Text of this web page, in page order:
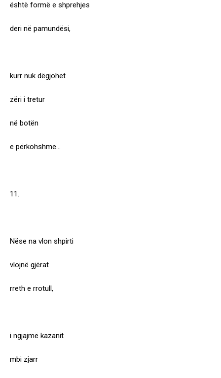
është formë e shprehjes
deri në pamundësi,
kurr nuk dëgjohet
zëri i tretur
në botën
e përkohshme…
11.
Nëse na vlon shpirti
vlojnë gjërat
rreth e rrotull,
i ngjajmë kazanit
mbi zjarr